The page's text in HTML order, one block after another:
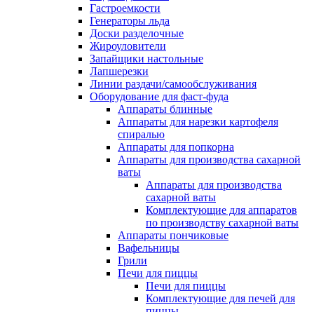
Гастроемкости
Генераторы льда
Доски разделочные
Жироуловители
Запайщики настольные
Лапшерезки
Линии раздачи/самообслуживания
Оборудование для фаст-фуда
Аппараты блинные
Аппараты для нарезки картофеля
спиралью
Аппараты для попкорна
Аппараты для производства сахарной
ваты
Аппараты для производства
сахарной ваты
Комплектующие для аппаратов
по производству сахарной ваты
Аппараты пончиковые
Вафельницы
Грили
Печи для пиццы
Печи для пиццы
Комплектующие для печей для